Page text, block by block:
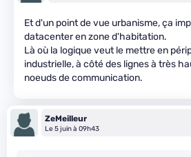
Et d'un point de vue urbanisme, ça
datacenter en zone d'habitation.
Là où la logique veut le mettre en
industrielle, à côté des lignes à très
noeuds de communication.
ZeMeilleur
Le 5 juin à 09h43